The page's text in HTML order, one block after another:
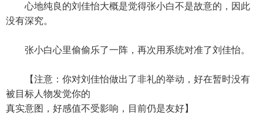
心地纯良的刘佳怡大概是觉得张小白不是故意的，因此
没有深究。
张小白心里偷偷乐了一阵，再次用系统对准了刘佳怡。
【注意：你对刘佳怡做出了非礼的举动，好在暂时没有
被目标人物发觉你的
真实意图，好感值不受影响，目前仍是友好】